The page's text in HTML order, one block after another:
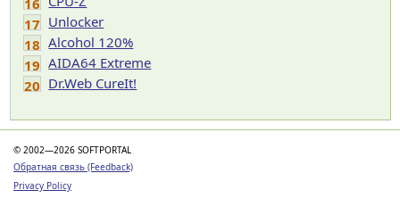
16
17 Unlocker
18 Alcohol 120%
19 AIDA64 Extreme
20 Dr.Web CureIt!
© 2002—2026 SOFTPORTAL
Обратная связь (Feedback)
Privacy Policy